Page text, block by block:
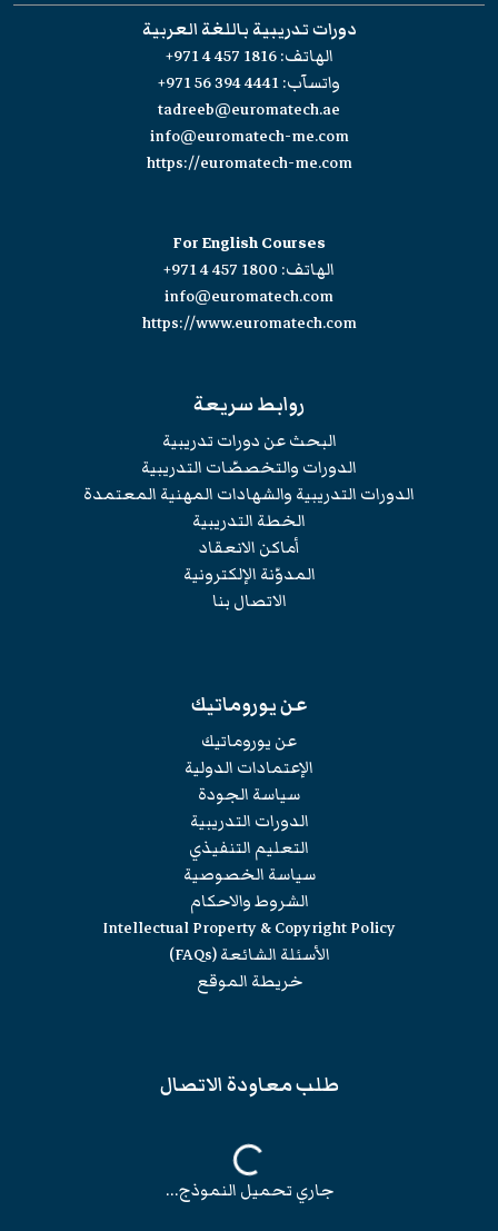
دورات تدريبية باللغة العربية
الهاتف:+971 4 457 1816
واتسآب:+971 56 394 4441
tadreeb@euromatech.ae
info@euromatech-me.com
https://euromatech-me.com
For English Courses
الهاتف: +971 4 457 1800
info@euromatech.com
https://www.euromatech.com
روابط سريعة
البحث عن دورات تدريبية
الدورات والتخصصّات التدريبية
الدورات التدريبية والشهادات المهنية المعتمدة
الخطة التدريبية
أماكن الانعقاد
المدوّنة الإلكترونية
الاتصال بنا
عن يوروماتيك
عن يوروماتيك
الإعتمادات الدولية
سياسة الجودة
الدورات التدريبية
التعليم التنفيذي
سياسة الخصوصية
الشروط والاحكام
Intellectual Property & Copyright Policy
الأسئلة الشائعة (FAQs)
خريطة الموقع
طلب معاودة الاتصال
جاري تحميل النموذج...